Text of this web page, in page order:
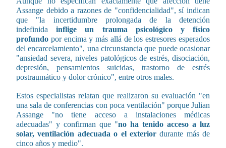
Assange debido a razones de "confidencialidad", sí indican
que "la incertidumbre prolongada de la detención
indefinidainflige un trauma psicológico y físico
profundo por encima y más allá de los estresores esperados
del encarcelamiento", una circunstancia que puede ocasionar
"ansiedad severa, niveles patológicos de estrés, disociación,
depresión, pensamientos suicidas, trastorno de estrés
postraumático y dolor crónico", entre otros males.
Estos especialistas relatan que realizaron su evaluación "en
una sala de conferencias con poca ventilación" porque Julian
Assange "no tiene acceso a instalaciones médicas
adecuadas" y confirman que "no ha tenido acceso a luz
solar, ventilación adecuada o el exteriordurante más de
cinco años y medio".